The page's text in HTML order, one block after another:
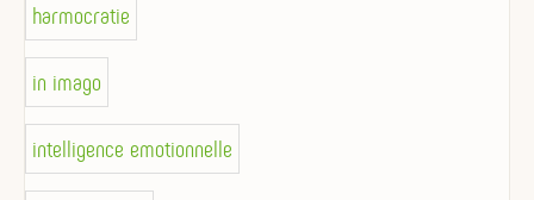
harmocratie
in imago
intelligence emotionnelle